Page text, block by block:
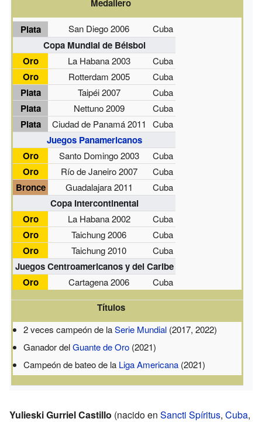
Medallero
Plata San Diego 2006 Cuba
Copa Mundial de Béisbol
Oro
La Habana 2003 Cuba
Oro Rotterdam 2005 Cuba
Plata Taipéi 2007 Cuba
Plata Nettuno 2009 Cuba
Plata Ciudad de Panamá 2011 Cuba
Juegos Panamericanos
Oro
Santo Domingo 2003 Cuba
Oro Río de Janeiro 2007 Cuba
Bronce Guadalajara 2011 Cuba
Copa Intercontinental
Oro
La Habana 2002 Cuba
Oro Taichung 2006 Cuba
Oro Taichung 2010 Cuba
Juegos Centroamericanos y del Caribe
Oro
Cartagena 2006 Cuba
Títulos
2 veces campeón de laSerie Mundial (2017, 2022)
Ganador delGuante de Oro (2021)
Campeón de bateo de la Liga Americana (2021)
Yulieski Gurriel Castillo (nacido en Sancti Spíritus, Cuba,